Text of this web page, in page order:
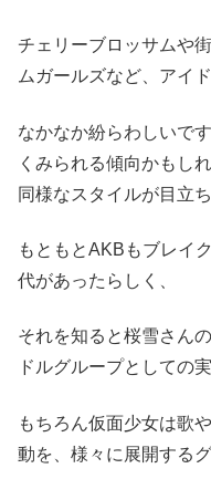
チェリーブロッサムや
ムガールズなど、アイ
なかなか紛らわしいで
くみられる傾向かもし
同様なスタイルが目立ち
もともとAKBもブレイ
代があったらしく、
それを知ると桜雪さん
ドルグループとしての
もちろん仮面少女は歌
動を、様々に展開する